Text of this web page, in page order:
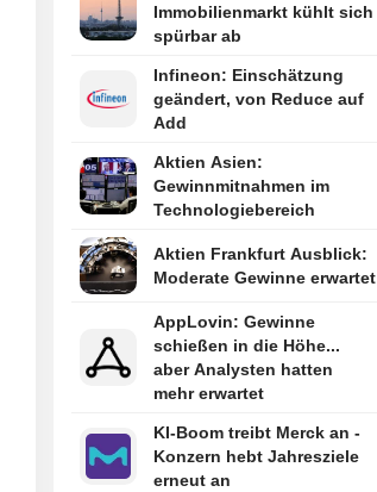
Immobilienmarkt kühlt sich
spürbar ab
Infineon: Einschätzung
geändert, von Reduce auf
Add
Aktien Asien:
Gewinnmitnahmen im
Technologiebereich
Aktien Frankfurt Ausblick:
Moderate Gewinne erwartet
AppLovin: Gewinne
schießen in die Höhe...
aber Analysten hatten
mehr erwartet
KI-Boom treibt Merck an -
Konzern hebt Jahresziele
erneut an